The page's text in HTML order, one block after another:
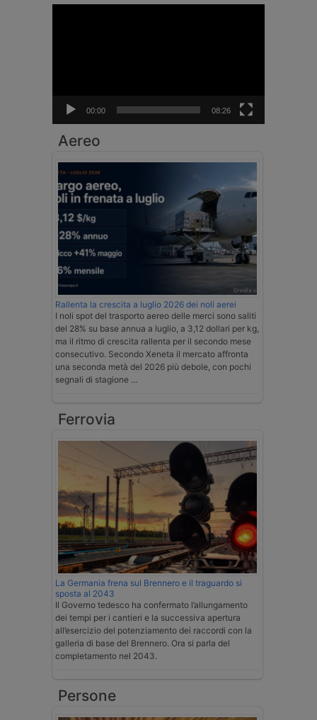
00:00 08:26
Aereo
Rallenta la crescita a luglio 2026 dei noli aerei
I noli spot del trasporto aereo delle merci sono saliti
del 28% su base annua a luglio, a 3,12 dollari per kg,
ma il ritmo di crescita rallenta per il secondo mese
consecutivo. Secondo Xeneta il mercato affronta
una seconda metà del 2026 più debole, con pochi
segnali di stagione …
Ferrovia
La Germania frena sul Brennero e il traguardo si
sposta al 2043
Il Governo tedesco ha confermato l’allungamento
dei tempi per i cantieri e la successiva apertura
all’esercizio del potenziamento dei raccordi con la
galleria di base del Brennero. Ora si parla del
completamento nel 2043.
Persone